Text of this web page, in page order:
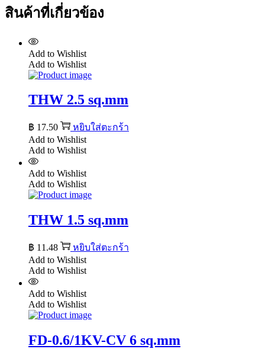
สินค้าที่เกี่ยวข้อง
Add to Wishlist
Add to Wishlist
THW 2.5 sq.mm
฿ 17.50
หยิบใส่ตะกร้า
Add to Wishlist
Add to Wishlist
Add to Wishlist
Add to Wishlist
THW 1.5 sq.mm
฿ 11.48
หยิบใส่ตะกร้า
Add to Wishlist
Add to Wishlist
Add to Wishlist
Add to Wishlist
FD-0.6/1KV-CV 6 sq.mm